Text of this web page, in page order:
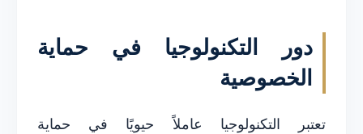
دور التكنولوجيا في حماية
الخصوصية
تعتبر التكنولوجيا عاملاً حيويًا في حماية